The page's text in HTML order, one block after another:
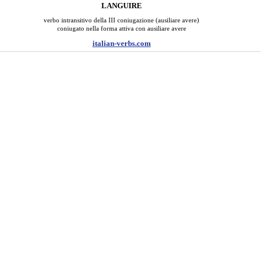
LANGUIRE
verbo intransitivo della III coniugazione (ausiliare avere)
coniugato nella forma attiva con ausiliare avere
italian-verbs.com